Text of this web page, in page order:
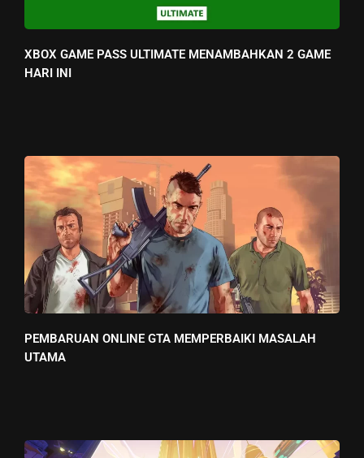
XBOX GAME PASS ULTIMATE MENAMBAHKAN 2 GAME
HARI INI
PEMBARUAN ONLINE GTA MEMPERBAIKI MASALAH
UTAMA